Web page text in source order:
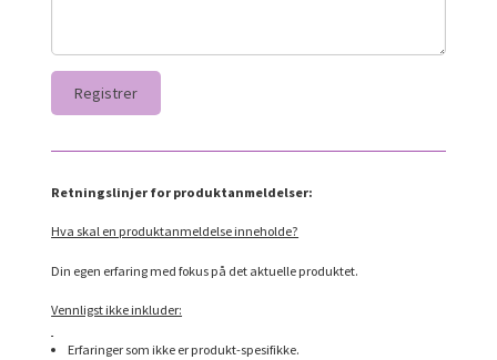
Retningslinjer for produktanmeldelser:
Hva skal en produktanmeldelse inneholde?
Din egen erfaring med fokus på det aktuelle produktet.
Vennligst ikke inkluder:
Erfaringer som ikke er produkt-spesifikke.